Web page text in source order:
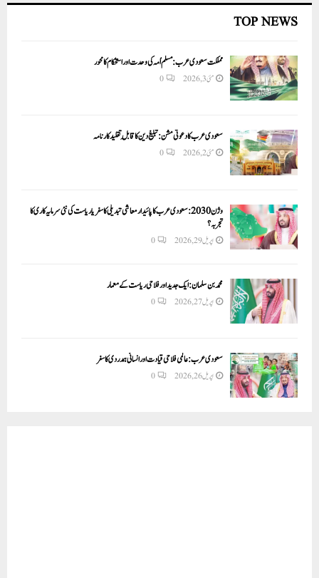
TOP NEWS
مملکت سعودی عرب: مسلم اُمہ کی وحدت اور استحکام کا محور
مئی 3, 2026 0
سعودی عرب کا دعوتی مشن: تبلیغ دین کا قابلِ تقلید کارنامہ
مئی 2, 2026 0
وژن 2030:سعودی عرب کا پائیدار معاشی تبدیلی کا سفر یا ریاست کی نئی سرمایہ کاری کا
تجربہ؟
اپریل 29, 2026 0
محمد بن سلمان: ایک جدید اور فلاحی ریاست کے معمار
اپریل 27, 2026 0
سعودی عرب: عالمی فلاحی قیادت اور انسانی ہمدردی کا سفر
اپریل 26, 2026 0